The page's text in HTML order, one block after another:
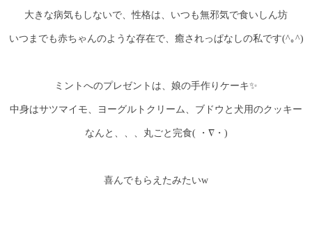
大きな病気もしないで、性格は、いつも無邪気で食いしん坊
いつまでも赤ちゃんのような存在で、癒されっぱなしの私です(^｡^)
ミントへのプレゼントは、娘の手作りケーキ✨
中身はサツマイモ、ヨーグルトクリーム、ブドウと犬用のクッキー
なんと、、、丸ごと完食( ・∇・)
喜んでもらえたみたいw